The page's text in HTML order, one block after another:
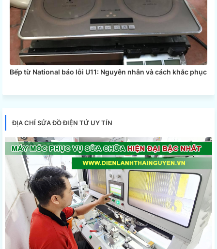
Bếp từ National báo lỗi U11: Nguyên nhân và cách khắc phục
ĐỊA CHỈ SỬA ĐỒ ĐIỆN TỬ UY TÍN